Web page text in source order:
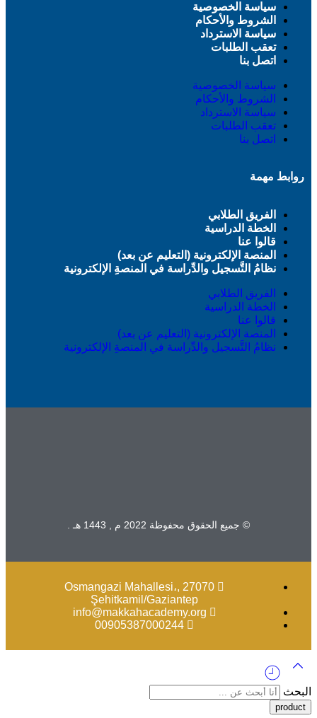
سياسة الخصوصية
الشروط والأحكام
سياسة الاسترداد
تعقب الطلبات
اتصل بنا
سياسة الخصوصية
الشروط والأحكام
سياسة الاسترداد
تعقب الطلبات
اتصل بنا
روابط مهمة
الفريق الطلابي
الخطة الدراسية
قالوا عنا
المنصة الإلكترونية (التعليم عن بعد)
نظامُ التَّسجيل والدِّراسة في المنصةِ الإلكترونية
الفريق الطلابي
الخطة الدراسية
قالوا عنا
المنصة الإلكترونية (التعليم عن بعد)
نظامُ التَّسجيل والدِّراسة في المنصةِ الإلكترونية
© جميع الحقوق محفوظة 2022 م , 1443 هـ .
Osmangazi Mahallesi،, 27070
Şehitkamil/Gaziantep
info@makkahacademy.org
00905387000244
البحث